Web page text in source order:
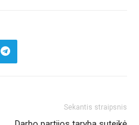
Sekantis straipsnis